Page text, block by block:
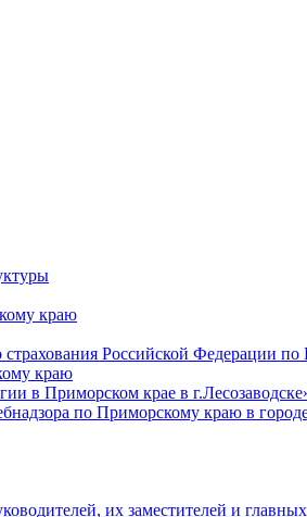
краю
Российской Федерации
краю
в Приморском крае в
по Приморскому краю в
их заместителей и